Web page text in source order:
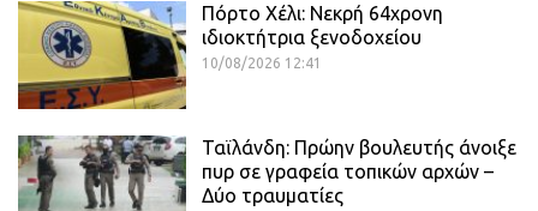
Πόρτο Χέλι: Νεκρή 64χρονη
ιδιοκτήτρια ξενοδοχείου
10/08/2026 12:41
Ταϊλάνδη: Πρώην βουλευτής άνοιξε
πυρ σε γραφεία τοπικών αρχών –
Δύο τραυματίες